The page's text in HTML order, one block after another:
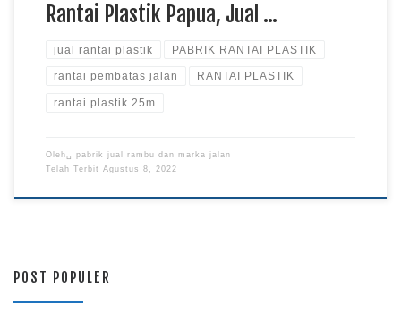
Rantai Plastik Papua, Jual …
jual rantai plastik PABRIK RANTAI PLASTIK
rantai pembatas jalan RANTAI PLASTIK
rantai plastik 25m
Oleh␣ pabrik jual rambu dan marka jalan
Telah Terbit Agustus 8, 2022
POST POPULER